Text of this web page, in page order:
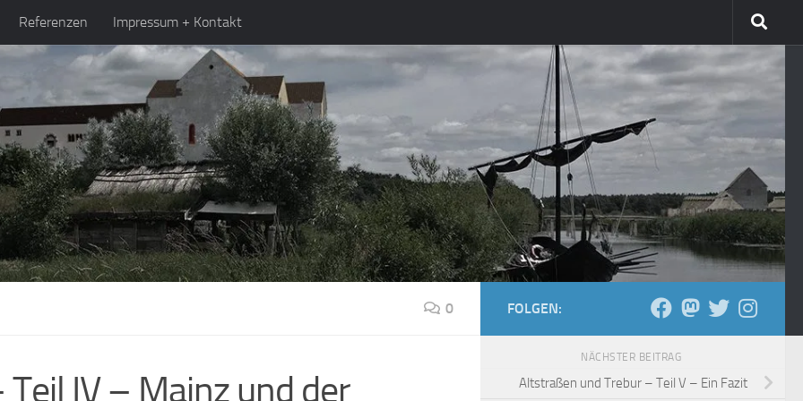
Referenzen Impressum + Kontakt
0
IV – Mainz und der
FOLGEN:
NÄCHSTER BEITRAG
Altstraßen und Trebur – Teil V – Ein Fazit